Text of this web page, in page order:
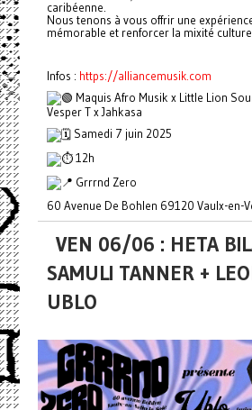
caribéenne.
Nous tenons à vous offrir une
mémorable et renforcer la mixité
Infos : https://alliancemusik.com
Maquis Afro Musik x Little Lion
Vesper T x Jahkasa
Samedi 7 juin 2025
12h
Grrrnd Zero
60 Avenue De Bohlen 69120 Vaulx-en-
VEN 06/06 : HETA
SAMULI TANNER +
UBLO